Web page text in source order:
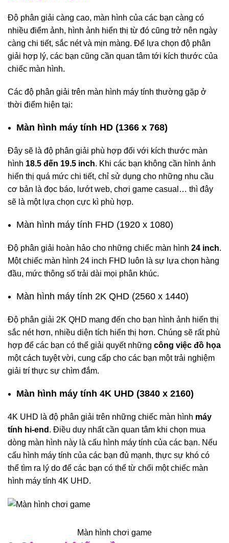
Độ phân giải càng cao, màn hình của các bạn càng có
nhiều điểm ảnh, hình ảnh hiển thị từ đó cũng trở nên ngày
càng chi tiết, sắc nét và mịn màng. Để lựa chọn độ phân
giải hợp lý, các bạn cũng cần quan tâm tới kích thước của
chiếc màn hình.
Các độ phân giải trên màn hình máy tính thường gặp ở
thời điểm hiện tại:
Màn hình máy tính HD (1366 x 768)
Đây sẽ là độ phân giải phù hợp đối với kích thước màn
hình 18.5 đến 19.5 inch. Khi các bạn không cần hình ảnh
hiển thị quá mức chi tiết, chỉ sử dụng cho những nhu cầu
cơ bản là đọc báo, lướt web, chơi game casual… thì đây
sẽ là một lựa chọn cực kì phù hợp.
Màn hình máy tính FHD (1920 x 1080)
Độ phân giải hoàn hảo cho những chiếc màn hình 24 inch.
Một chiếc màn hình 24 inch FHD luôn là sự lựa chọn hàng
đầu, mức thông số trải dài mọi phân khúc.
Màn hình máy tính 2K QHD (2560 x 1440)
Độ phân giải 2K QHD mang đến cho bạn hình ảnh hiển thị
sắc nét hơn, nhiều diện tích hiển thị hơn. Chúng sẽ rất phù
hợp để các bạn có thể giải quyết những công việc đồ họa
một cách tuyệt vời, cung cấp cho các bạn một trải nghiệm
giải trí thực sự chìm đắm.
Màn hình máy tính 4K UHD (3840 x 2160)
4K UHD là độ phân giải trên những chiếc màn hình máy
tính hi-end . Điều duy nhất cần quan tâm khi chọn mua
dòng màn hình này là cấu hình máy tính của các bạn. Nếu
cấu hình máy tính của các bạn đủ mạnh, thực sự khó có
thể tìm ra lý do để các bạn có thể từ chối một chiếc màn
hình máy tính 4K UHD.
Màn hình chơi game